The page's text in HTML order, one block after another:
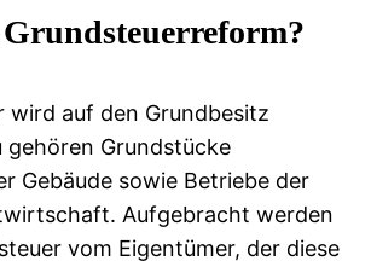
wird auf den Grundbesitz
gehören Grundstücke
Gebäude sowie Betriebe der
Aufgebracht werden
vom Eigentümer, der diese